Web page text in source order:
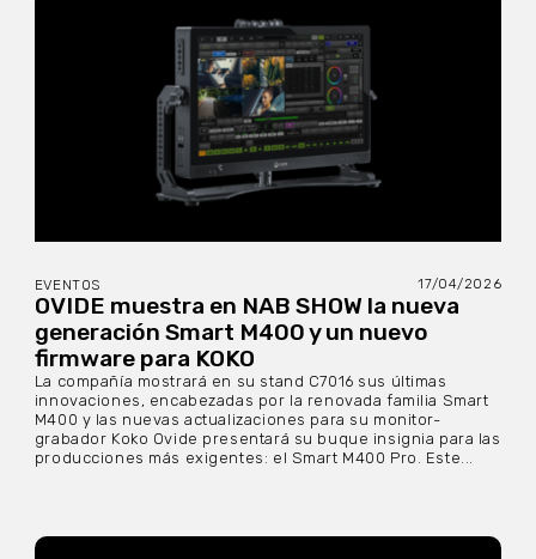
EVENTOS 17/04/2026
OVIDE muestra en NAB SHOW la nueva
generación Smart M400 y un nuevo
firmware para KOKO
La compañía mostrará en su stand C7016 sus últimas
innovaciones, encabezadas por la renovada familia Smart
M400 y las nuevas actualizaciones para su monitor-
grabador Koko Ovide presentará su buque insignia para las
producciones más exigentes: el Smart M400 Pro. Este...